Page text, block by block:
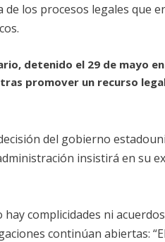
de los procesos legales que
detenido el 29 de mayo
promover un recurso
del gobierno
insistirá en su
hay complicidades ni
continúan abiertas: